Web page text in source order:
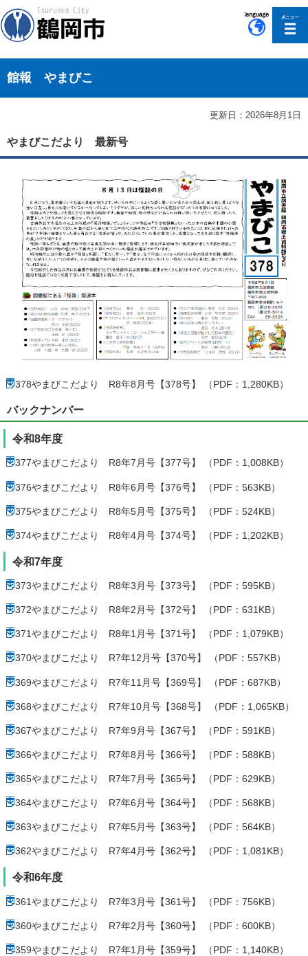
館報 やまびこ
更新日：2026年8月1日
やまびこだより 最新号
378やまびこだより R8年8月号【378号】 （PDF：1,280KB）
バックナンバー
令和8年度
377やまびこだより R8年7月号【377号】 （PDF：1,008KB）
376やまびこだより R8年6月号【376号】 （PDF：563KB）
375やまびこだより R8年5月号【375号】 （PDF：524KB）
374やまびこだより R8年4月号【374号】 （PDF：1,202KB）
令和7年度
373やまびこだより R8年3月号【373号】 （PDF：595KB）
372やまびこだより R8年2月号【372号】 （PDF：631KB）
371やまびこだより R8年1月号【371号】 （PDF：1,079KB）
370やまびこだより R7年12月号【370号】 （PDF：557KB）
369やまびこだより R7年11月号【369号】 （PDF：687KB）
368やまびこだより R7年10月号【368号】 （PDF：1,065KB）
367やまびこだより R7年9月号【367号】 （PDF：591KB）
366やまびこだより R7年8月号【366号】 （PDF：588KB）
365やまびこだより R7年7月号【365号】 （PDF：629KB）
364やまびこだより R7年6月号【364号】 （PDF：568KB）
363やまびこだより R7年5月号【363号】 （PDF：564KB）
362やまびこだより R7年4月号【362号】 （PDF：1,081KB）
令和6年度
361やまびこだより R7年3月号【361号】 （PDF：756KB）
360やまびこだより R7年2月号【360号】 （PDF：600KB）
359やまびこだより R7年1月号【359号】 （PDF：1,140KB）